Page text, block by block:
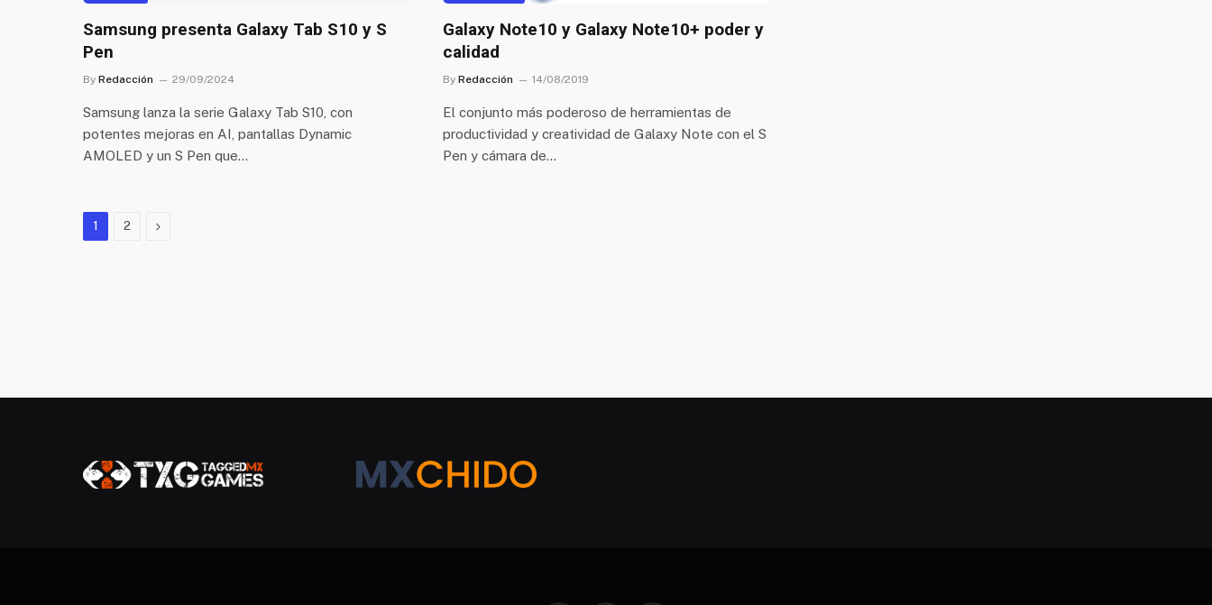
Samsung presenta Galaxy Tab S10 y S
Pen
By Redacción 29/09/2024
Samsung lanza la serie Galaxy Tab S10, con
potentes mejoras en AI, pantallas Dynamic
AMOLED y un S Pen que…
Galaxy Note10 y Galaxy Note10+ poder y
calidad
By Redacción 14/08/2019
El conjunto más poderoso de herramientas de
productividad y creatividad de Galaxy Note con el S
Pen y cámara de…
1 2 Next